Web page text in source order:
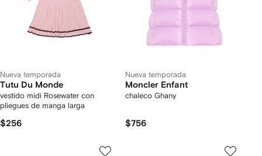
Nueva temporada
Tutu Du Monde
vestido midi Rosewater con
pliegues de manga larga
$256
Nueva temporada
Moncler Enfant
chaleco Ghany
$756